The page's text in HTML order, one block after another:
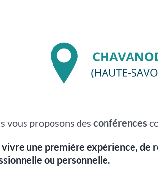
vous proposons des conférences
une première expérience,
ou personnelle.